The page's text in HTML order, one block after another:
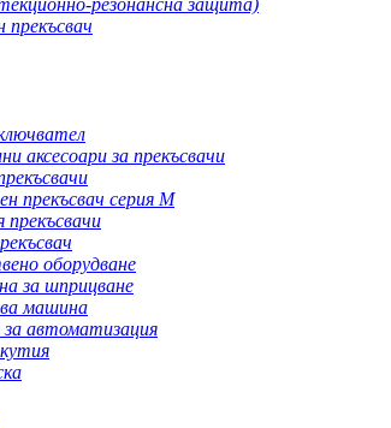
резонансна защита)
прекъсвач
аксесоари за прекъсвачи
прекъсвач серия M
прекъсвачи
оборудване
за шприцване
машина
автоматизация